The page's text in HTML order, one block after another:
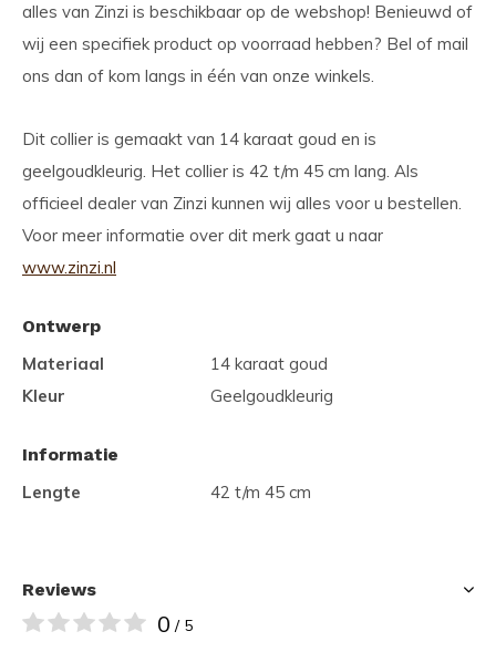
alles van Zinzi is beschikbaar op de webshop! Benieuwd of
wij een specifiek product op voorraad hebben? Bel of mail
ons dan of kom langs in één van onze winkels.
Dit collier is gemaakt van 14 karaat goud en is
geelgoudkleurig. Het collier is 42 t/m 45 cm lang. Als
officieel dealer van Zinzi kunnen wij alles voor u bestellen.
Voor meer informatie over dit merk gaat u naar
www.zinzi.nl
Ontwerp
Materiaal
14 karaat goud
Kleur
Geelgoudkleurig
Informatie
Lengte
42 t/m 45 cm
Reviews
0 / 5